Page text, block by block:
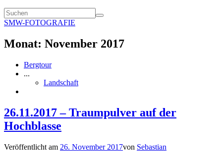
SMW-FOTOGRAFIE
Monat: November 2017
Bergtour
...
Landschaft
26.11.2017 – Traumpulver auf der
Hochblasse
Veröffentlicht am 26. November 2017von Sebastian